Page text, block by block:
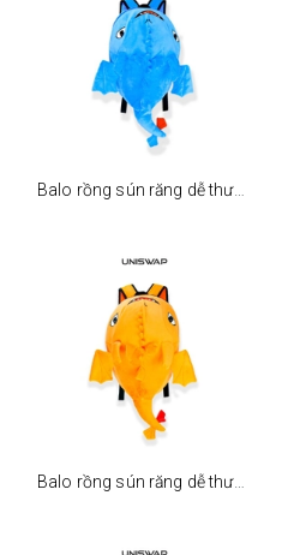
Balo rồng sún răng dễ thương - xanh dương
Balo rồng sún răng dễ thương - cam